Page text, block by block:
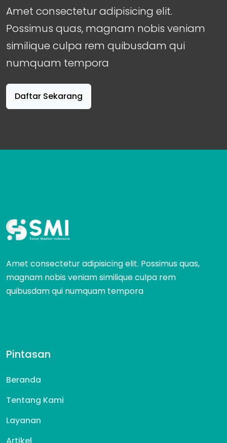
Amet consectetur adipisicing elit.
Possimus quas, magnam nobis veniam
similique culpa rem quibusdam qui
numquam tempora
Daftar Sekarang
Amet consectetur adipisicing elit. Possimus quas,
magnam nobis veniam similique culpa rem
quibusdam qui numquam tempora
Pintasan
Beranda
Tentang Kami
Layanan